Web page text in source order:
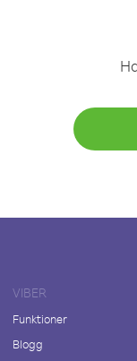
VIBER
Funktioner
Blogg